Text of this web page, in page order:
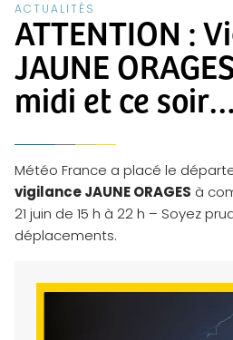
ACTUALITÉS
ATTENTION :
JAUNE
midi et ce soir…
Météo France a placé le
vigilance JAUNE ORAGES à
21 juin de 15 h à 22 h – Soyez
déplacements.